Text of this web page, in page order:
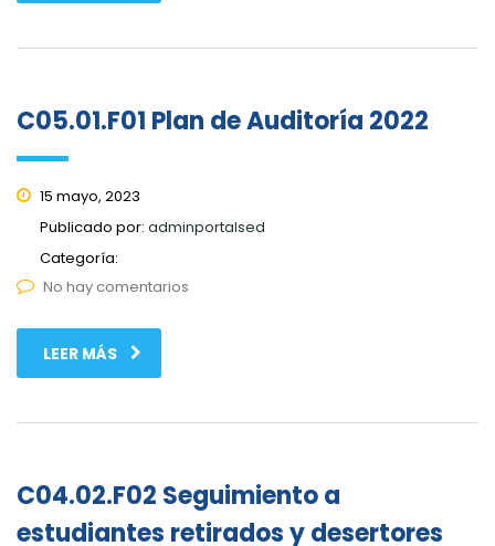
C05.01.F01 Plan de Auditoría 2022
15 mayo, 2023
Publicado por: adminportalsed
Categoría:
No hay comentarios
LEER MÁS
C04.02.F02 Seguimiento a
estudiantes retirados y desertores